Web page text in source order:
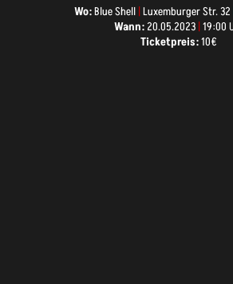
Wo:Blue Shell Luxemburger Str. 32
Wann:20.05.2023 19:00
Ticketpreis:10€